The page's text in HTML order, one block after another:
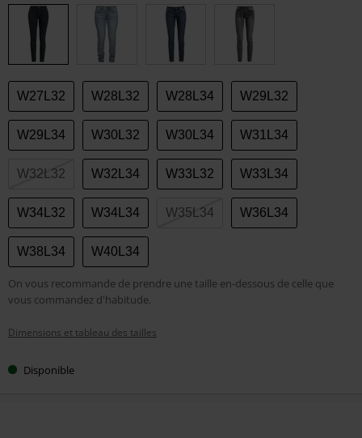
votre
taille
W27L32 W28L32 W28L34 W29L32
W29L34 W30L32 W30L34 W31L34
W32L32 W32L34 W33L32 W33L34
W34L32 W34L34 W35L34 W36L34
W38L34 W40L34
On vous recommande de prendre une taille en-dessous de celle que
vous commandez d'habitude.
Dimensions et tableau des tailles
Disponible